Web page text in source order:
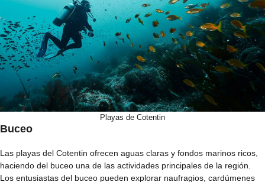
Playas de Cotentin
Buceo
Las playas del Cotentin ofrecen aguas claras y fondos marinos ricos,
haciendo del buceo una de las actividades principales de la región.
Los entusiastas del buceo pueden explorar naufragios, cardúmenes